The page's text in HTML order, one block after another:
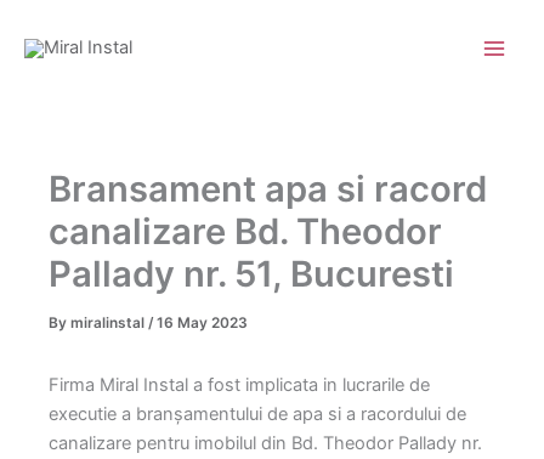
Bransament apa si racord
canalizare Bd. Theodor
Pallady nr. 51, Bucuresti
By miralinstal /16 May 2023
Firma Miral Instal a fost implicata in lucrarile de
executie a branșamentului de apa si a racordului de
canalizare pentru imobilul din Bd. Theodor Pallady nr.